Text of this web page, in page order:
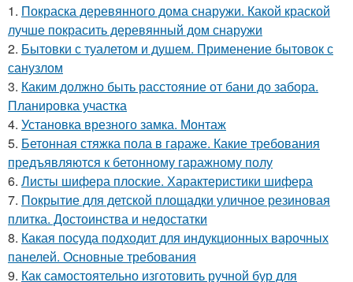
1. Покраска деревянного дома снаружи. Какой краской
лучше покрасить деревянный дом снаружи
2. Бытовки с туалетом и душем. Применение бытовок с
санузлом
3. Каким должно быть расстояние от бани до забора.
Планировка участка
4. Установка врезного замка. Монтаж
5. Бетонная стяжка пола в гараже. Какие требования
предъявляются к бетонному гаражному полу
6. Листы шифера плоские. Характеристики шифера
7. Покрытие для детской площадки уличное резиновая
плитка. Достоинства и недостатки
8. Какая посуда подходит для индукционных варочных
панелей. Основные требования
9. Как самостоятельно изготовить ручной бур для